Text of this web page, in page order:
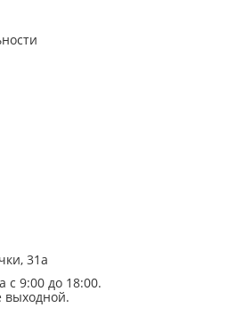
моих персональных данных
я даю свое согласие на обработку
31а
с 9:00 до 18:00.
выходной.